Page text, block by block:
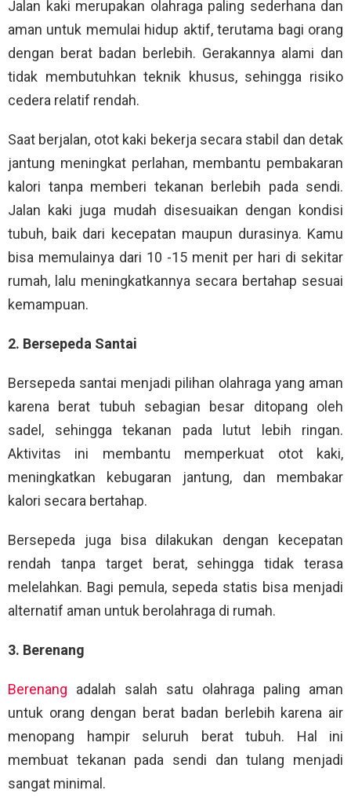
Jalan kaki merupakan olahraga paling sederhana dan
aman untuk memulai hidup aktif, terutama bagi orang
dengan berat badan berlebih. Gerakannya alami dan
tidak membutuhkan teknik khusus, sehingga risiko
cedera relatif rendah.
Saat berjalan, otot kaki bekerja secara stabil dan detak
jantung meningkat perlahan, membantu pembakaran
kalori tanpa memberi tekanan berlebih pada sendi.
Jalan kaki juga mudah disesuaikan dengan kondisi
tubuh, baik dari kecepatan maupun durasinya. Kamu
bisa memulainya dari 10 -15 menit per hari di sekitar
rumah, lalu meningkatkannya secara bertahap sesuai
kemampuan.
2. Bersepeda Santai
Bersepeda santai menjadi pilihan olahraga yang aman
karena berat tubuh sebagian besar ditopang oleh
sadel, sehingga tekanan pada lutut lebih ringan.
Aktivitas ini membantu memperkuat otot kaki,
meningkatkan kebugaran jantung, dan membakar
kalori secara bertahap.
Bersepeda juga bisa dilakukan dengan kecepatan
rendah tanpa target berat, sehingga tidak terasa
melelahkan. Bagi pemula, sepeda statis bisa menjadi
alternatif aman untuk berolahraga di rumah.
3. Berenang
Berenang adalah salah satu olahraga paling aman
untuk orang dengan berat badan berlebih karena air
menopang hampir seluruh berat tubuh. Hal ini
membuat tekanan pada sendi dan tulang menjadi
sangat minimal.